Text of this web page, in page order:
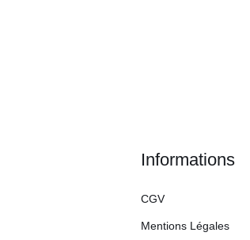
Informations
CGV
Mentions Légales